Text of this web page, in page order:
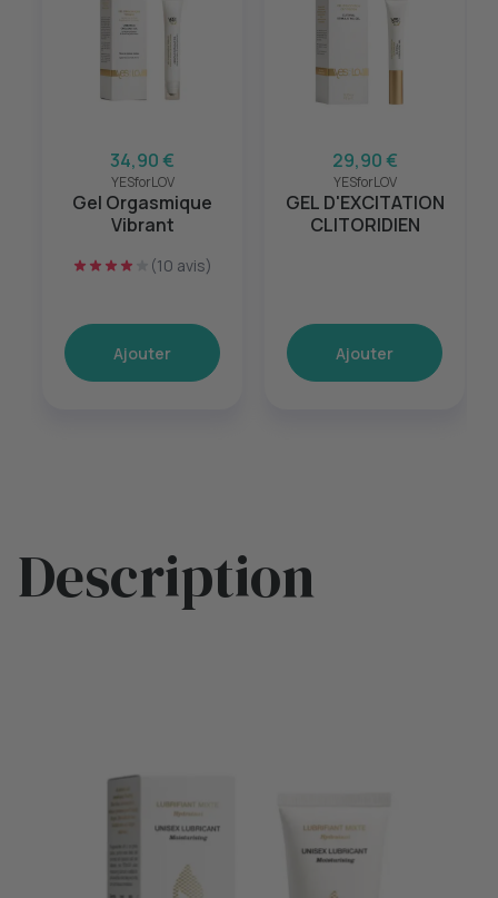
34,90 €
YESforLOV
Gel Orgasmique
Vibrant
(10 avis)
Ajouter
29,90 €
YESforLOV
GEL D'EXCITATION
CLITORIDIEN
Ajouter
Description